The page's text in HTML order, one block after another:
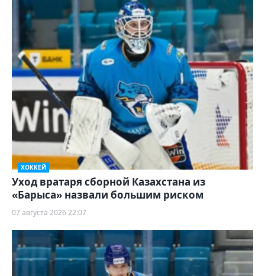
ХОККЕЙ
Уход вратаря сборной Казахстана из
«Барыса» назвали большим риском
07 августа 2026 22:07